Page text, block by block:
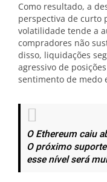
Como resultado, a
perspectiva de curto
volatilidade tende a
compradores não
disso, liquidações
agressivo de
sentimento de medo
O Ethereum caiu
O próximo
esse nível será